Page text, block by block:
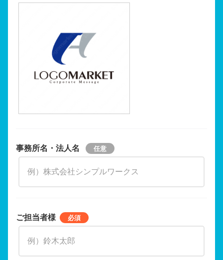
事務所名・法人名
ご担当者様